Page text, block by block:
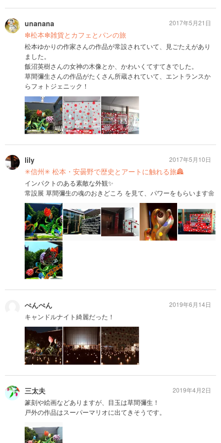
unanana
❇︎松本❇︎雑貨とカフェとパンの旅
松本ゆかりの作家さんの作品が常設されていて、見ごたえがあり
ました。
飯沼英樹さんの女神の木像とか、かわいくてすてきでした。
草間彌生さんの作品がたくさん所蔵されていて、エントランスか
らフォトジェニック！
2017年5月21日
lily
✳︎信州✳︎ 松本・安曇野で歴史とアートに触れる旅🏯
インパクトのある素敵な外観✨
常設展 草間彌生の魂のおきどころ を見て、パワーをもらいます🌼
2017年5月10日
ぺんぺん
キャンドルナイト綺麗だった！
2019年6月14日
三太夫
篆刻や絵画などありますが、目玉は草間彌生！
戸外の作品はスーパーマリオに出てきそうです。
2019年4月2日